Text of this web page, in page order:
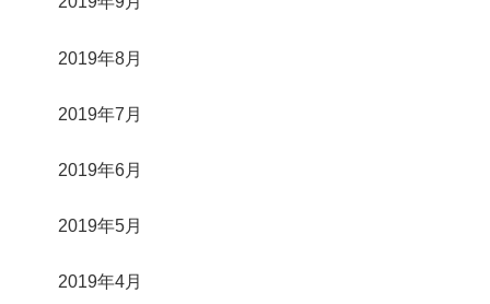
2019年8月
2019年7月
2019年6月
2019年5月
2019年4月